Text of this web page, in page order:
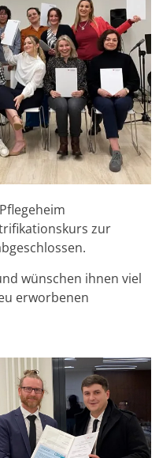
zur
wünschen ihnen viel
erworbenen